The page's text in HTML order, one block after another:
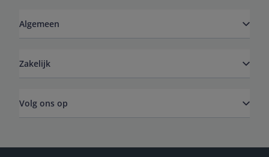
Algemeen
Zakelijk
Volg ons op